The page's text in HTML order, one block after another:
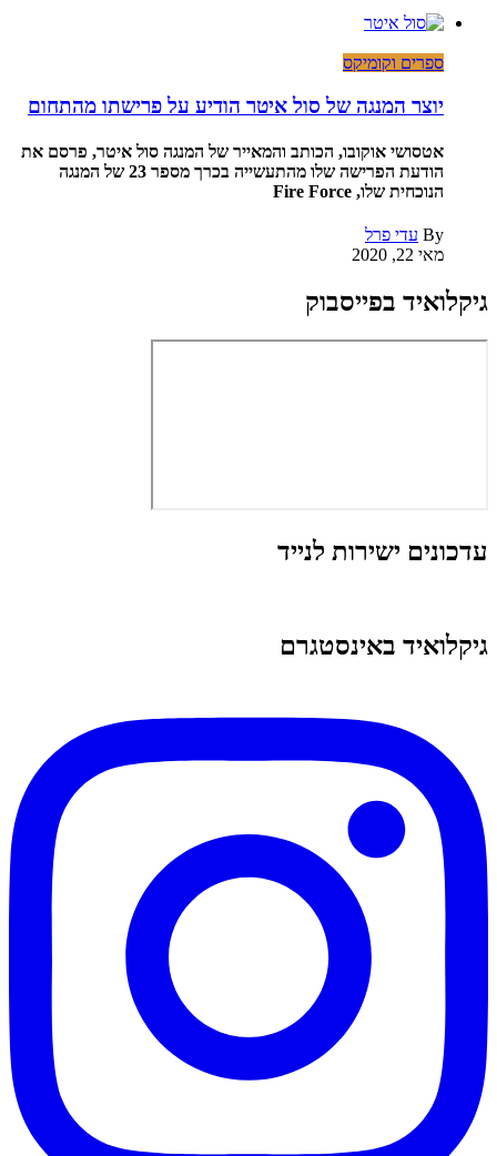
ספרים וקומיקס
יוצר המנגה של סול איטר הודיע על פרישתו מהתחום
אטסושי אוקובו, הכותב והמאייר של המנגה סול איטר, פרסם את
הודעת הפרישה שלו מהתעשייה בכרך מספר 23 של המנגה
הנוכחית שלו, Fire Force
By עדי פרל
מאי 22, 2020
גיקלואיד בפייסבוק
עדכונים ישירות לנייד
גיקלואיד באינסטגרם